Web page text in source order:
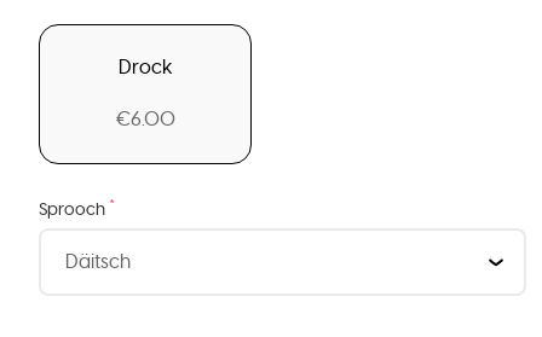
Drock
€6.00
Sprooch *